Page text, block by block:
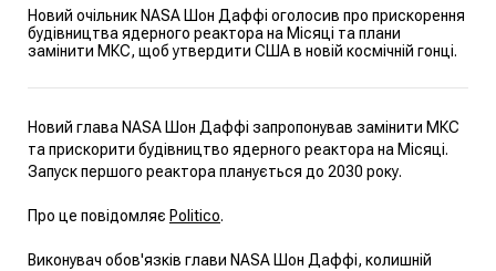
Новий очільник NASA Шон Даффі оголосив про прискорення
будівництва ядерного реактора на Місяці та плани
замінити МКС, щоб утвердити США в новій космічній гонці.
Новий глава NASA Шон Даффі запропонував замінити МКС
та прискорити будівництво ядерного реактора на Місяці.
Запуск першого реактора планується до 2030 року.
Про це повідомляє Politico.
Виконувач обов'язків глави NASA Шон Даффі, колишній